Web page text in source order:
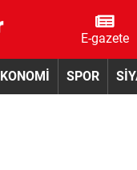
E-gazete
SPOR